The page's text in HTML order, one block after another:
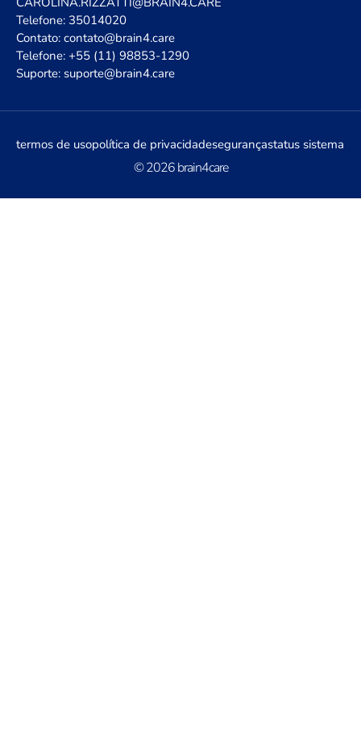
Telefone: 35014020
Contato: contato@brain4.care
Telefone: +55 (11) 98853-1290
Suporte: suporte@brain4.care
termos de usopolítica de privacidadesegurançastatus sistema
© 2026 brain4care